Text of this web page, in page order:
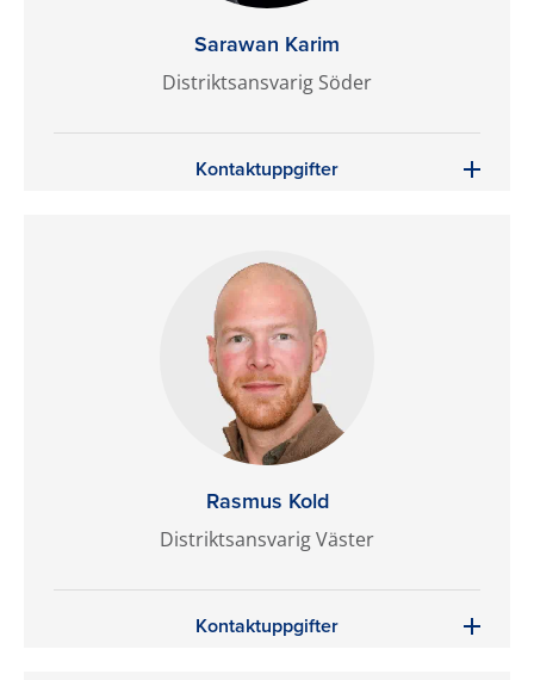
Sarawan Karim
Distriktsansvarig Söder
Kontaktuppgifter
Rasmus Kold
Distriktsansvarig Väster
Kontaktuppgifter